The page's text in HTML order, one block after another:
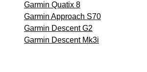
Garmin Quatix 8
Garmin Approach S70
Garmin Descent G2
Garmin Descent Mk3i